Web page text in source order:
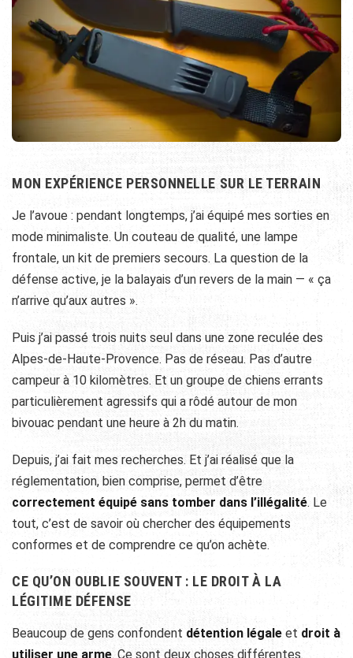
MON EXPÉRIENCE PERSONNELLE SUR LE TERRAIN
Je l’avoue : pendant longtemps, j’ai équipé mes sorties en
mode minimaliste. Un couteau de qualité, une lampe
frontale, un kit de premiers secours. La question de la
défense active, je la balayais d’un revers de la main — « ça
n’arrive qu’aux autres ».
Puis j’ai passé trois nuits seul dans une zone reculée des
Alpes-de-Haute-Provence. Pas de réseau. Pas d’autre
campeur à 10 kilomètres. Et un groupe de chiens errants
particulièrement agressifs qui a rôdé autour de mon
bivouac pendant une heure à 2h du matin.
Depuis, j’ai fait mes recherches. Et j’ai réalisé que la
réglementation, bien comprise, permet d’être
correctement équipé sans tomber dans l’illégalité. Le
tout, c’est de savoir où chercher des équipements
conformes et de comprendre ce qu’on achète.
CE QU’ON OUBLIE SOUVENT : LE DROIT À LA
LÉGITIME DÉFENSE
Beaucoup de gens confondent détention légale et droit à
utiliser une arme. Ce sont deux choses différentes.